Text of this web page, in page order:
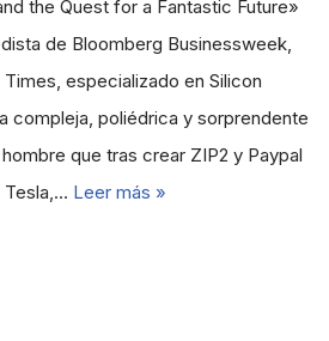
the Quest for a Fantastic Future»
de Bloomberg Businessweek,
especializado en Silicon
compleja, poliédrica y sorprendente
que tras crear ZIP2 y Paypal
Tesla,… Leer más »